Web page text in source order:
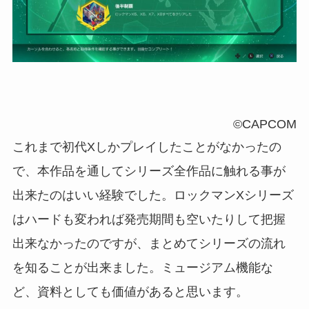
©CAPCOM
これまで初代Xしかプレイしたことがなかったの
で、本作品を通してシリーズ全作品に触れる事が
出来たのはいい経験でした。ロックマンXシリーズ
はハードも変われば発売期間も空いたりして把握
出来なかったのですが、まとめてシリーズの流れ
を知ることが出来ました。ミュージアム機能な
ど、資料としても価値があると思います。